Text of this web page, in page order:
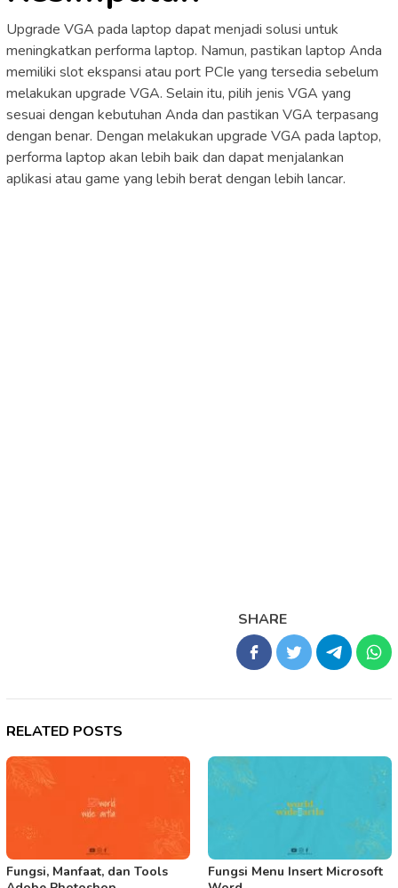
Upgrade VGA pada laptop dapat menjadi solusi untuk
meningkatkan performa laptop. Namun, pastikan laptop Anda
memiliki slot ekspansi atau port PCIe yang tersedia sebelum
melakukan upgrade VGA. Selain itu, pilih jenis VGA yang
sesuai dengan kebutuhan Anda dan pastikan VGA terpasang
dengan benar. Dengan melakukan upgrade VGA pada laptop,
performa laptop akan lebih baik dan dapat menjalankan
aplikasi atau game yang lebih berat dengan lebih lancar.
SHARE
RELATED POSTS
Fungsi, Manfaat, dan Tools
Fungsi Menu Insert Microsoft